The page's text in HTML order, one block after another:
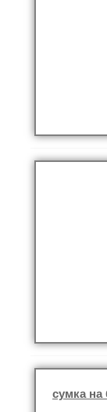
сумка на